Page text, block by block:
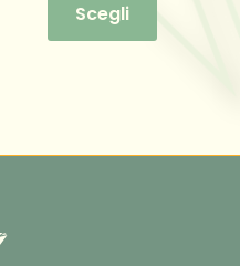
Scegli
più